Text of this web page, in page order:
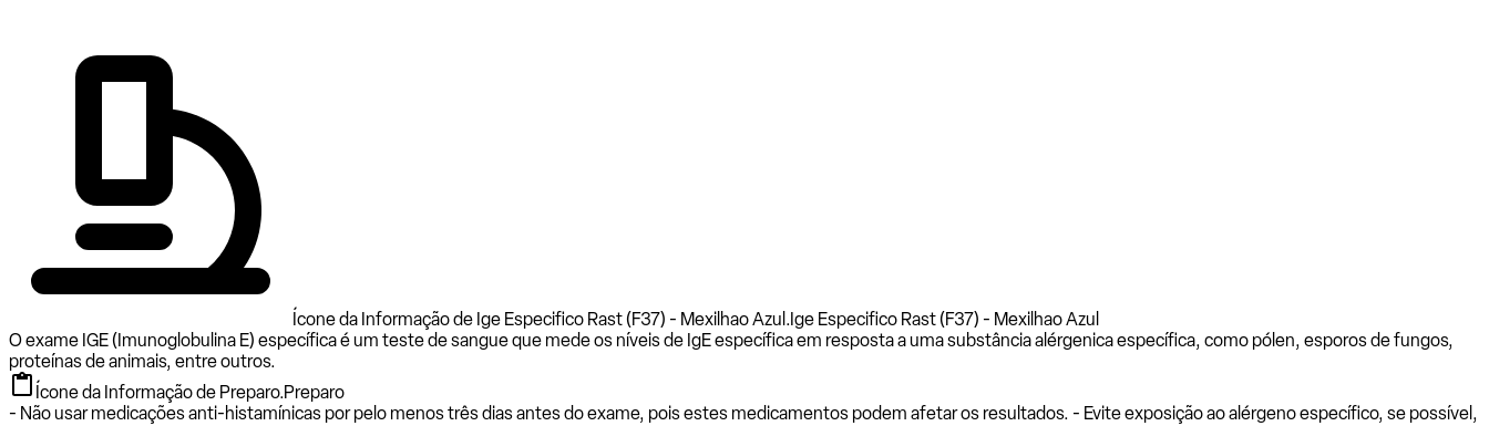
Ícone da Informação de Ige Especifico Rast (F37) - Mexilhao Azul.Ige Especifico Rast (F37) - Mexilhao Azul
O exame IGE (Imunoglobulina E) específica é um teste de sangue que mede os níveis de IgE específica em resposta a uma substância alérgenica específica, como pólen, esporos de fungos,
proteínas de animais, entre outros.
Ícone da Informação de Preparo.Preparo
- Não usar medicações anti-histamínicas por pelo menos três dias antes do exame, pois estes medicamentos podem afetar os resultados. - Evite exposição ao alérgeno específico, se possível,